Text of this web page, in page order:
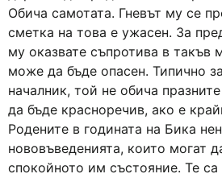
Обича самотата. Гневът му се
сметка на това е ужасен. За
му оказвате съпротива в такъв
може да бъде опасен. Типично
началник, той не обича
да бъде красноречив, ако е
Родените в годината на Бика
нововъведенията, които могат
спокойното им състояние. Те са